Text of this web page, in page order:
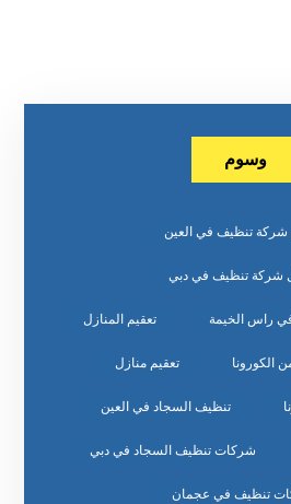
وسوم
تنظيف في العين
شركة تنظيف في دبي
راس الخيمة تعقيم المنازل
الكورونا تعقيم منازل
تنظيف السجاد في العين
شركات تنظيف السجاد في دبي
تنظيف في عجمان